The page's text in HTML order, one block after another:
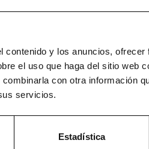
y los anuncios,
el uso que haga del sitio web
con otra información
servicios.
Estadística